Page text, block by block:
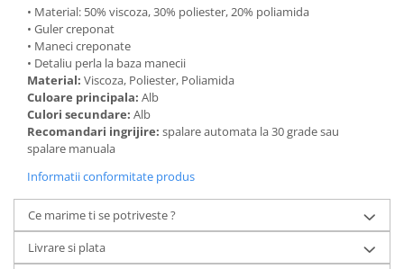
• Material: 50% viscoza, 30% poliester, 20% poliamida
• Guler creponat
• Maneci creponate
• Detaliu perla la baza manecii
Material: Viscoza, Poliester, Poliamida
Culoare principala: Alb
Culori secundare: Alb
Recomandari ingrijire: spalare automata la 30 grade sau
spalare manuala
Informatii conformitate produs
Ce marime ti se potriveste ?
Livrare si plata